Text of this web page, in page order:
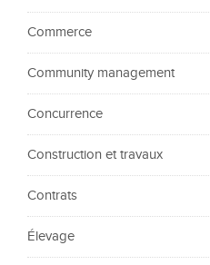
Commerce
Community management
Concurrence
Construction et travaux
Contrats
Élevage